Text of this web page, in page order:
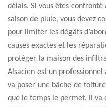
délais. Si vous êtes
saison de pluie, vous devez
pour limiter les dégâts
causes exactes et les
protéger la maison des
Alsacien est un
va poser une bâche de
que le temps le permet, il